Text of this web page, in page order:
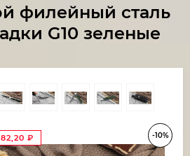
филейный сталь
G10 зеленые
-10%
₽